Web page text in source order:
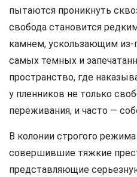
пытаются проникнуть
свобода становится
камнем, ускользающим из-
самых темных и
пространство, где
у пленников не только
переживания, и часто —
В колонии строгого
совершившие тяжкие
представляющие